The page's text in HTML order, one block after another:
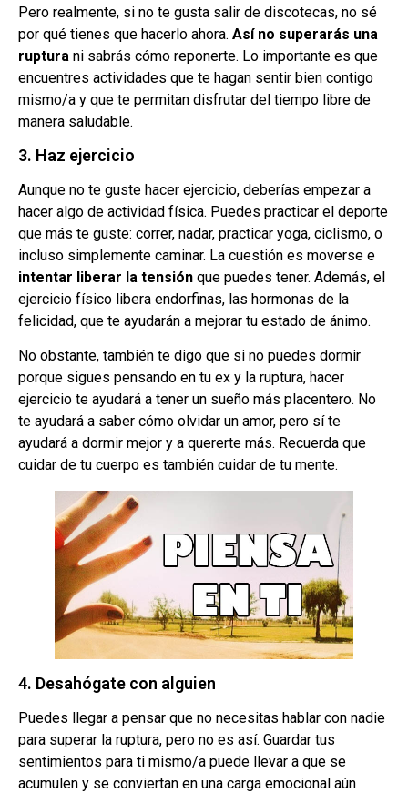
Pero realmente, si no te gusta salir de discotecas, no sé
por qué tienes que hacerlo ahora. Así no superarás una
ruptura ni sabrás cómo reponerte. Lo importante es que
encuentres actividades que te hagan sentir bien contigo
mismo/a y que te permitan disfrutar del tiempo libre de
manera saludable.
3. Haz ejercicio
Aunque no te guste hacer ejercicio, deberías empezar a
hacer algo de actividad física. Puedes practicar el deporte
que más te guste: correr, nadar, practicar yoga, ciclismo, o
incluso simplemente caminar. La cuestión es moverse e
intentar liberar la tensión que puedes tener. Además, el
ejercicio físico libera endorfinas, las hormonas de la
felicidad, que te ayudarán a mejorar tu estado de ánimo.
No obstante, también te digo que si no puedes dormir
porque sigues pensando en tu ex y la ruptura, hacer
ejercicio te ayudará a tener un sueño más placentero. No
te ayudará a saber cómo olvidar un amor, pero sí te
ayudará a dormir mejor y a quererte más. Recuerda que
cuidar de tu cuerpo es también cuidar de tu mente.
4. Desahógate con alguien
Puedes llegar a pensar que no necesitas hablar con nadie
para superar la ruptura, pero no es así. Guardar tus
sentimientos para ti mismo/a puede llevar a que se
acumulen y se conviertan en una carga emocional aún